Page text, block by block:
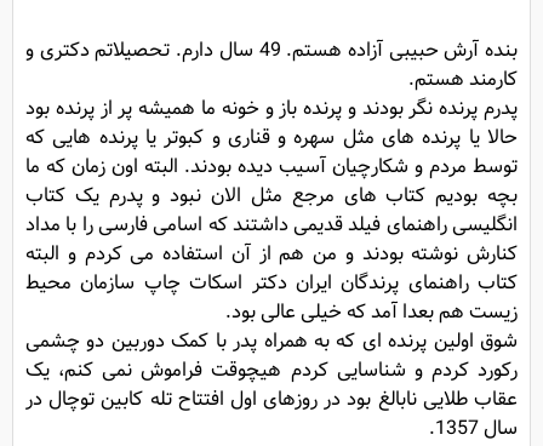
بنده آرش حبیبی آزاده هستم. 49 سال دارم. تحصیلاتم دکتری و
کارمند هستم.
پدرم پرنده نگر بودند و پرنده باز و خونه ما همیشه پر از پرنده بود
حالا یا پرنده های مثل سهره و قناری و کبوتر یا پرنده هایی که
توسط مردم و شکارچیان آسیب دیده بودند. البته اون زمان که ما
بچه بودیم کتاب های مرجع مثل الان نبود و پدرم یک کتاب
انگلیسی راهنمای فیلد قدیمی داشتند که اسامی فارسی را با مداد
کنارش نوشته بودند و من هم از آن استفاده می کردم و البته
کتاب راهنمای پرندگان ایران دکتر اسکات چاپ سازمان محیط
زیست هم بعدا آمد که خیلی عالی بود.
شوق اولین پرنده ای که به همراه پدر با کمک دوربین دو چشمی
رکورد کردم و شناسایی کردم هیچوقت فراموش نمی کنم، یک
عقاب طلایی نابالغ بود در روزهای اول افتتاح تله کابین توچال در
سال 1357.